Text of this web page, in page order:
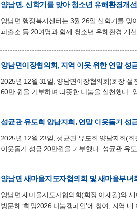
정성이지만 경로당을 이용하시는 어르신들이
이웃을 돌보고 따뜻한 정을 나누는 활동에 앞장서겠다”고 전했다. 이에 추상우 양남
불구하고 매년 잊지 않고 이웃 사랑을 실천해
양남면, 신학기를 맞아 청소년 유해환경개
양남면 행정복지센터는 3월 26일 신학기를 맞
파출소 등 20여명과 함께 청소년 유해환경 개선 캠페인을 전개했다. 이번 캠페인
하굣길 학생들에게 홍보물과 전단지를 나누
홍보하였다, 또한 청소년들이 많이 찾는 인근의 편의점 2곳을 방문하여 청소년 대상 술·담배 판매 금지, 신분증 확인
(김광중)과 교감선생님(장민규)
양남면이장협의회, 지역 이웃 위한 연말 성
2025년 12월 31일, 양남면이장협의회(회장
60만 원을 기부하며 따뜻한 나눔을 실천했다. 양남면이장협의회는 평소에도 지역 주민들과 가장 가까운 곳에서
“앞으로도 지역사회를 위한 나눔과 봉사를 꾸준히 이어가겠다”고 전했다.
이웃사랑을 실천해 주시는 양남면이장협의회
소중히 전달해 따뜻한 마음이 잘 전해질
성균관 유도회 양남지회, 연말 이웃돕기 성
2025년 12월 23일, 성균관 유도회 양남지회(
이웃돕기 성금 20만원을 기부했다. 성균관 유도회 양남지회는 지역 내 유도 문화 확산과 인재 양성을 목표로 다양한
함께 성장하는 유도회의 역할을 다할 수 있도록 노력하겠다”고 전했다. 김철
따뜻한 나눔에 깊은 감사를 드리며, 기부된 성
같은 나눔이 확산되어 더
양남면 새마을지도자협의회(회장 이재걸)와
방문해 ‘희망2026 나눔캠페인’에 참여, 지역